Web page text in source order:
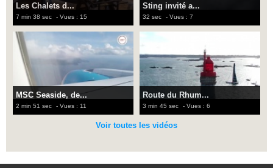
Les Chalets d...
7 min 38 sec - Vues : 15
Sting invité a...
32 sec - Vues : 7
MSC Seaside, de...
2 min 51 sec - Vues : 11
Route du Rhum...
3 min 45 sec - Vues : 6
Voir toutes les vidéos